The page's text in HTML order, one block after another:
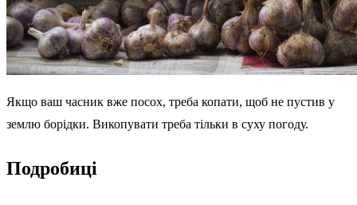
Якщо ваш часник вже посох, треба копати, щоб не пустив у
землю борідки. Викопувати треба тільки в суху погоду.
Подробиці